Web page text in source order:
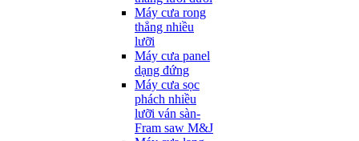
Máy cưa rong
thẳng nhiều
lưỡi
Máy cưa panel
dạng đứng
Máy cưa sọc
phách nhiều
lưỡi ván sàn-
Fram saw M&J